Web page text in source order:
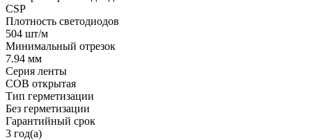
CSP
Плотность светодиодов
504 шт/м
Минимальный отрезок
7.94 мм
Серия ленты
COB открытая
Тип герметизации
Без герметизации
Гарантийный срок
3 год(а)